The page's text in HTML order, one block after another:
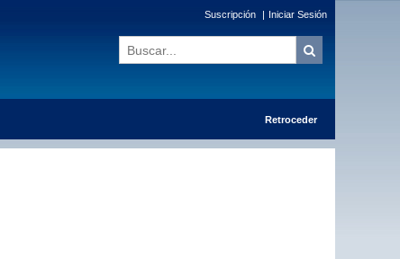
Suscripción | Iniciar Sesión
Retroceder